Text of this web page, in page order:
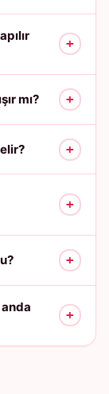
+
mı? +
+
+
+
+